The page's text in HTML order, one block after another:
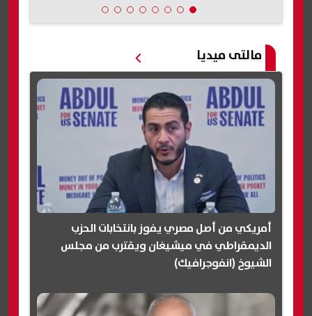
مالتى ميديا
أمريكي من أصل مصري يفوز بانتخابات الحزب
الديمقراطي في ميشيغان ويقترب من مجلس
الشيوخ (انفوجرافيك)